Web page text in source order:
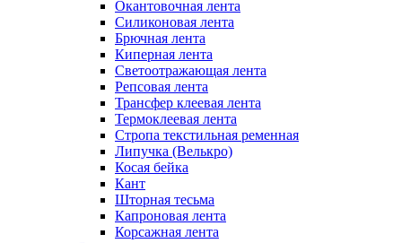
Окантовочная лента
Силиконовая лента
Брючная лента
Киперная лента
Светоотражающая лента
Репсовая лента
Трансфер клеевая лента
Термоклеевая лента
Стропа текстильная ременная
Липучка (Велькро)
Косая бейка
Кант
Шторная тесьма
Капроновая лента
Корсажная лента